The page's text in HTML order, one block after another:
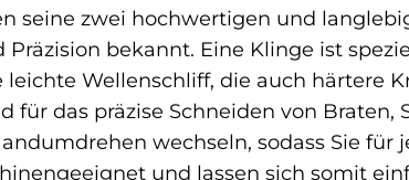
seine zwei hochwertigen und
bekannt. Eine Klinge ist
Wellenschliff, die auch härtere
das präzise Schneiden von Braten,
wechseln, sodass Sie für
und lassen sich somit